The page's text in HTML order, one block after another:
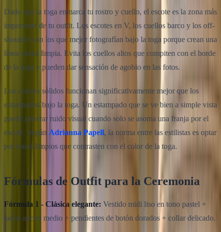
Dado que la toga enmarca tu rostro y cuello, el escote es la zona más
importante de tu outfit. Los escotes en V, los cuellos barco y los off-
shoulder son los que mejor fotografían bajo la toga porque crean una
línea visual limpia. Evita los cuellos altos que compiten con el borde
de la toga y pueden dar sensación de agobio en las fotos.
Los colores sólidos funcionan significativamente mejor que los
estampados bajo la toga. Un estampado que se ve bien a simple vista
puede generar ruido visual cuando solo se asoma una franja por el
escote. Según Adrianna Papell, la norma entre las estilistas es optar
por tonos limpios que contrasten con el color de la toga.
Fórmulas de Outfit para la Ceremonia
Fórmula 1 - Clásica elegante: Vestido midi liso en tono pastel +
tacón ancho medio + pendientes de botón dorados + collar delicado.